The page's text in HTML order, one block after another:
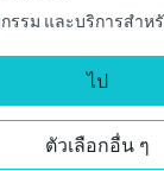
รรม และบริการสำ
ไป
ตัวเลือกอื่น ๆ